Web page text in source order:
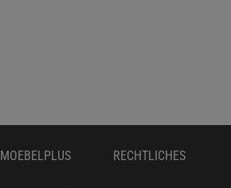
MOEBELPLUS RECHTLICHES